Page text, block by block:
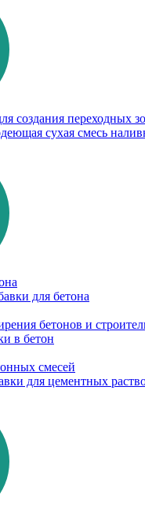
создания переходных
сухая смесь
для бетона
бетонов и
в бетон
смесей
для цементных